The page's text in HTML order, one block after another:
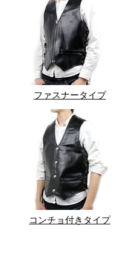
ファスナータイプ
コンチョ付きタイプ